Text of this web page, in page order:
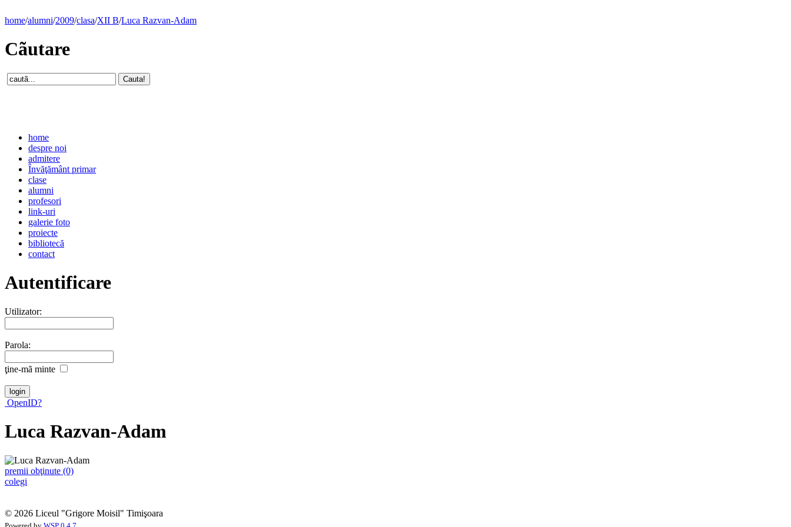
home/alumni/2009/clasa/XII B/Luca Razvan-Adam
Cãutare
home
despre noi
admitere
Învăţământ primar
clase
alumni
profesori
link-uri
galerie foto
proiecte
bibliotecă
contact
Autentificare
Utilizator:
Parola:
ţine-mã minte
OpenID?
Luca Razvan-Adam
premii obţinute (0)
colegi
© 2026 Liceul "Grigore Moisil" Timişoara